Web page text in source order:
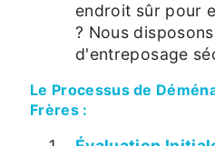
endroit sûr pour
? Nous
d'entreposage
Le Processus de
Frères :